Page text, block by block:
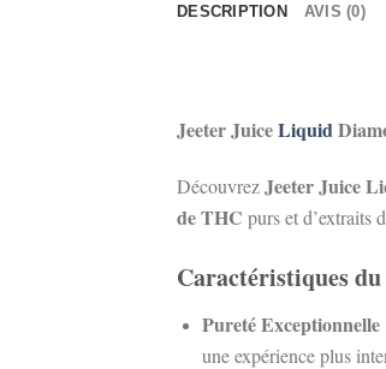
DESCRIPTION AVIS (0)
Jeeter JuiceLiquid
DécouvrezJeeter Juice
de THC purs et d’extraits
Caractéristiques
Pureté Exceptionnelle
une expérience plus